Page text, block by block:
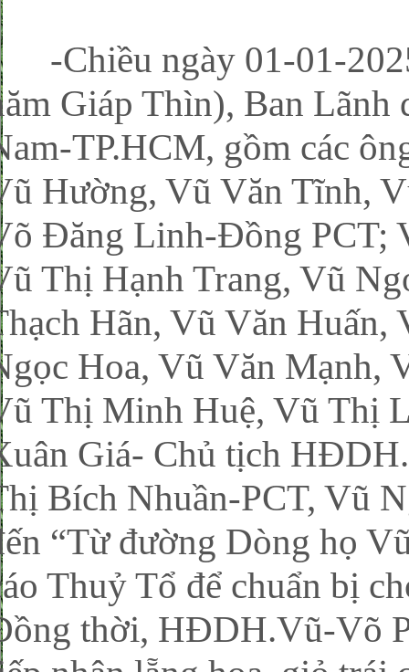
ngày 01-01-2025
Giáp Thìn), Ban
TP.HCM, gồm các
Hường, Vũ Văn Tĩnh,
Đăng Linh-Đồng PCT;
Thị Hạnh Trang, Vũ
Hãn, Vũ Văn Huấn,
Hoa, Vũ Văn Mạnh,
Thị Minh Huệ, Vũ Thị
Giá- Chủ tịch
Bích Nhuần-PCT, Vũ
“Từ đường Dòng họ
Thuỷ Tổ để chuẩn bị
thời, HĐDH.Vũ-Võ